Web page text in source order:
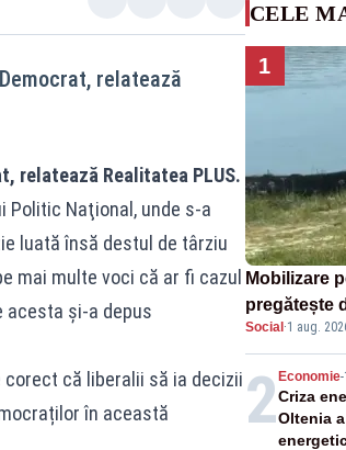
relatează
relatează Realitatea PLUS.
Politic Naţional, unde s-a
luată însă destul de târziu
mai multe voci că ar fi cazul
acesta și-a depus
că liberalii să ia decizii
în această
CELE
1
Mobilizare
pregătește
către
Social ·1 aug.
2 Economie-
Criza
Oltenia